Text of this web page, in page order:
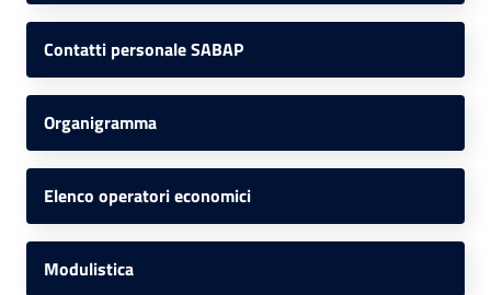
Contatti personale SABAP
Organigramma
Elenco operatori economici
Modulistica